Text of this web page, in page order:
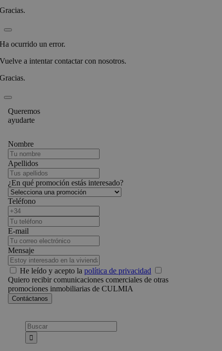
Gracias.
Ha ocurrido un error.
Vuelve a intentar contactar con nosotros.
Gracias.
Queremos
ayudarte
Nombre
Apellidos
¿En qué promoción estás interesado?
Teléfono
E-mail
Mensaje
He leído y acepto lapolítica de privacidad
Quiero recibir comunicaciones comerciales de otras
promociones inmobiliarias de CULMIA
Busca: